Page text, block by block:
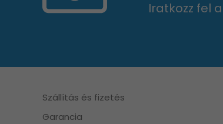
Iratkozz fel
Szállítás és fizetés
Garancia